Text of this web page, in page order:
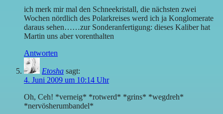
ich merk mir mal den Schneekristall, die nächsten zwei
Wochen nördlich des Polarkreises werd ich ja Konglomerate
daraus sehen……zur Sonderanfertigung: dieses Kaliber hat
Martin uns aber vorenthalten
Antworten
Etosha sagt:
4. Juni 2009 um 10:14 Uhr
Oh, Ceh! *verneig* *rotwerd* *grins* *wegdreh*
*nervösherumbandel*